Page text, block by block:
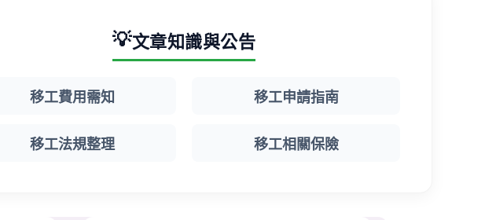
💡文章知識與公告
移工費用需知 移工申請指南
移工法規整理 移工相關保險